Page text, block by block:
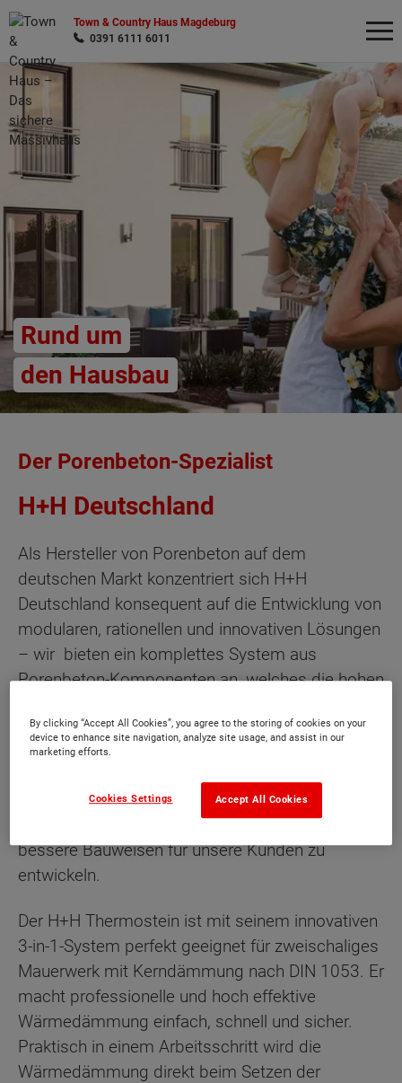
Town & Country Haus Magdeburg
0391 6111 6011
Rund um
den Hausbau
Der Porenbeton-Spezialist
H+H Deutschland
Als Hersteller von Porenbeton auf dem
deutschen Markt konzentriert sich H+H
Deutschland konsequent auf die Entwicklung von
modularen, rationellen und innovativen Lösungen
– wir bieten ein komplettes System aus
Porenbeton-Komponenten an, welches die hohen
Bauherren in allen Bereichen erfüllt.
zeitraubenden und teuren Bauprozessen besteht,
erheben wir an uns einen Anspruch: Einfache und
bessere Bauweisen für unsere Kunden zu
entwickeln.
Der H+H Thermostein ist mit seinem innovativen
3-in-1-System perfekt geeignet für zweischaliges
Mauerwerk mit Kerndämmung nach DIN 1053. Er
macht professionelle und hoch effektive
Wärmedämmung einfach, schnell und sicher.
Praktisch in einem Arbeitsschritt wird die
Wärmedämmung direkt beim Setzen der
Wonach möchten Sie suchen?
By clicking “Accept All Cookies”, you agree to the storing of cookies on your
device to enhance site navigation, analyze site usage, and assist in our
marketing efforts.
Accept All Cookies
Cookies Settings